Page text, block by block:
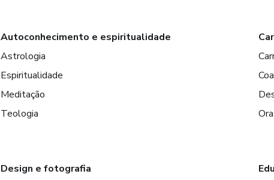
Autoconhecimento e espiritualidade
Astrologia
Espiritualidade
Meditação
Teologia
Design e fotografia